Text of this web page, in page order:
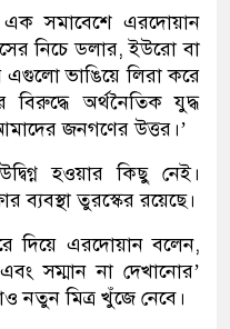
এক সমাবেশে এরদোয়ান
নিচে ডলার, ইউরো বা
এগুলো ভাঙিয়ে লিরা করে
অর্থনৈতিক যুদ্ধ
জনগণের উত্তর।’
হওয়ার কিছু নেই।
ব্যবস্থা তুরস্কের রয়েছে।
দিয়ে এরদোয়ান বলেন,
সম্মান না দেখানোর’
নতুন মিত্র খুঁজে নেবে।